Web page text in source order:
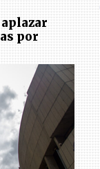
por